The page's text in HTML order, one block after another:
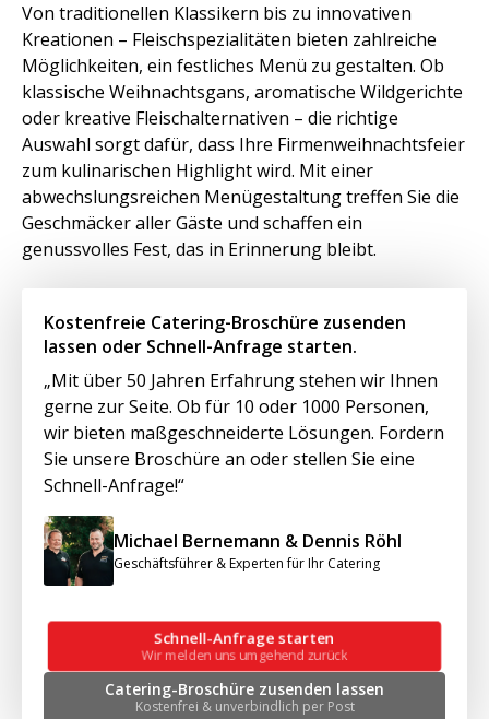
Von traditionellen Klassikern bis zu innovativen
Kreationen – Fleischspezialitäten bieten zahlreiche
Möglichkeiten, ein festliches Menü zu gestalten. Ob
klassische Weihnachtsgans, aromatische Wildgerichte
oder kreative Fleischalternativen – die richtige
Auswahl sorgt dafür, dass Ihre Firmenweihnachtsfeier
zum kulinarischen Highlight wird. Mit einer
abwechslungsreichen Menügestaltung treffen Sie die
Geschmäcker aller Gäste und schaffen ein
genussvolles Fest, das in Erinnerung bleibt.
Kostenfreie Catering-Broschüre zusenden
lassen oder Schnell-Anfrage starten.
„Mit über 50 Jahren Erfahrung stehen wir Ihnen
gerne zur Seite. Ob für 10 oder 1000 Personen,
wir bieten maßgeschneiderte Lösungen. Fordern
Sie unsere Broschüre an oder stellen Sie eine
Schnell-Anfrage!“
Michael Bernemann & Dennis Röhl
Geschäftsführer & Experten für Ihr Catering
Schnell-Anfrage starten
Wir melden uns umgehend zurück
Catering-Broschüre zusenden lassen
Kostenfrei & unverbindlich per Post